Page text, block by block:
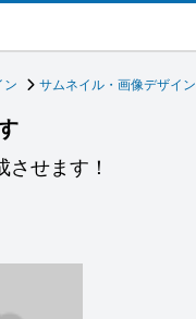
ン サムネイル・画像デザイン
せます！